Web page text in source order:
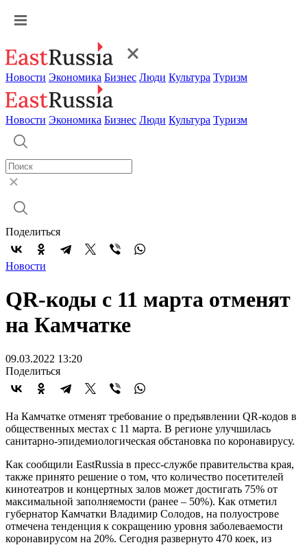
Новости Экономика Бизнес Люди Культура Туризм
Новости Экономика Бизнес Люди Культура Туризм
Поделиться
Новости
QR-коды с 11 марта отменят
на Камчатке
09.03.2022 13:20
Поделиться
На Камчатке отменят требование о предъявлении QR-кодов в
общественных местах с 11 марта. В регионе улучшилась
санитарно-эпидемиологическая обстановка по коронавирусу.
Как сообщили EastRussia в пресс-службе правительства края,
также принято решение о том, что количество посетителей
кинотеатров и концертных залов может достигать 75% от
максимальной заполняемости (ранее – 50%). Как отметил
губернатор Камчатки Владимир Солодов, на полуострове
отмечена тенденция к сокращению уровня заболеваемости
коронавирусом на 20%. Сегодня развернуто 470 коек, из